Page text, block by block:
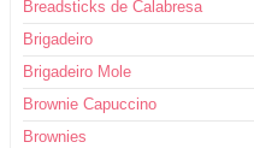
Breadsticks de Calabresa
Brigadeiro
Brigadeiro Mole
Brownie Capuccino
Brownies